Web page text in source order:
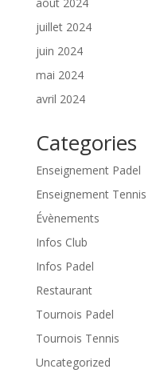
août 2024
juillet 2024
juin 2024
mai 2024
avril 2024
Categories
Enseignement Padel
Enseignement Tennis
Évènements
Infos Club
Infos Padel
Restaurant
Tournois Padel
Tournois Tennis
Uncategorized